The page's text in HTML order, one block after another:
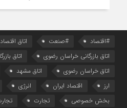
#اقتصاد #صنعت اتاق اقتصاد
اتاق بازرگانی خراسان رضوی
اتاق
اتاق خراسان رضوی
اتاق مشهد
ارز
اقتصاد ایران انرژی
بخش خصوصی
تجارت